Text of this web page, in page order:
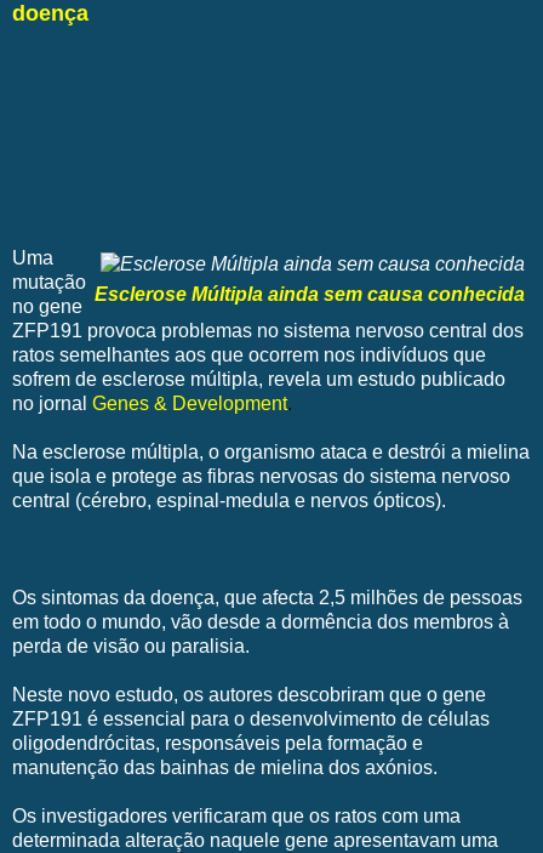
doença
Esclerose Múltipla ainda sem causa conhecida
Uma
mutação
no gene
ZFP191 provoca problemas no sistema nervoso central dos
ratos semelhantes aos que ocorrem nos indivíduos que
sofrem de esclerose múltipla, revela um estudo publicado
no jornal Genes & Development.
Na esclerose múltipla, o organismo ataca e destrói a mielina
que isola e protege as fibras nervosas do sistema nervoso
central (cérebro, espinal-medula e nervos ópticos).
Os sintomas da doença, que afecta 2,5 milhões de pessoas
em todo o mundo, vão desde a dormência dos membros à
perda de visão ou paralisia.
Neste novo estudo, os autores descobriram que o gene
ZFP191 é essencial para o desenvolvimento de células
oligodendrócitas, responsáveis pela formação e
manutenção das bainhas de mielina dos axónios.
Os investigadores verificaram que os ratos com uma
determinada alteração naquele gene apresentavam uma